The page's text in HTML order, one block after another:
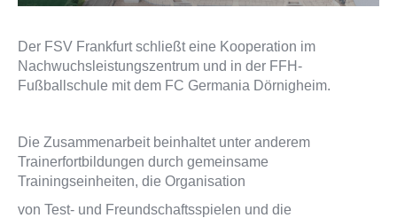
Der FSV Frankfurt schließt eine Kooperation im
Nachwuchsleistungszentrum und in der FFH-
Fußballschule mit dem FC Germania Dörnigheim.
Die Zusammenarbeit beinhaltet unter anderem
Trainerfortbildungen durch gemeinsame
Trainingseinheiten, die Organisation
von Test- und Freundschaftsspielen und die